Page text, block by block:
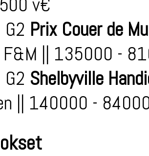
v€
Prix Couer de
F&M || 135000 -
Shelbyville
|| 140000 -